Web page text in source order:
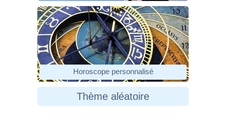
Horoscope personnalisé
Thème aléatoire